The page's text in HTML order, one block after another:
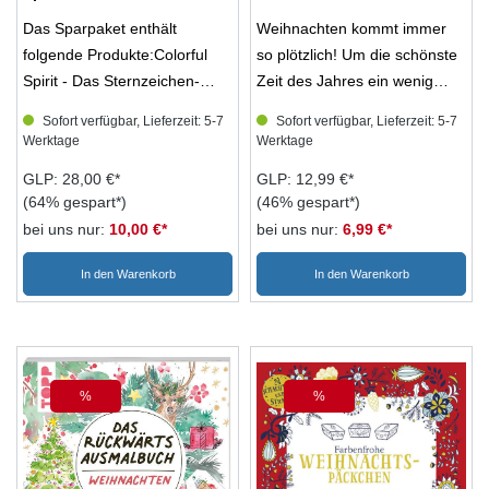
Das Sparpaket enthält
folgende Produkte:Colorful
Spirit - Das Sternzeichen-
(Mängelexemplar)Egal, ob
oder du dich mit dem Tierkreis
bestens auskennst: In diesem
Buch findest du über 60
rund ums Universum. Sowohl
auch beliebte Motive wie
Sonne, Mond und die vier
Elemente sind vertreten.
Jedes Sternzeichen taucht
gleich mehrmals auf und ist
dabei immer indviduell
Sofort verfügbar, Lieferzeit: 5-7
Werktage
GLP: 28,00 €*
(64% gespart*)
bei uns nur: 10,00 €*
In den Warenkorb
Weihnachten kommt immer
so plötzlich! Um die schönste
Zeit des Jahres ein wenig
bietet dieser Adventskalender
oder unterhaltsamen Spruch
zum Ausmalen. Die frischen
Sprüche sind im
und umringt von thematisch
24 Türchen sind als zunächst
geschlossene Doppelseiten
gestaltet, die sich dank
Perforation einfach öffnen
lassen. Zur Inspiration findest
du die Ausmalmotive auf den
Sofort verfügbar, Lieferzeit: 5-7
Werktage
GLP: 12,99 €*
(46% gespart*)
bei uns nur: 6,99 €*
In den Warenkorb
Rabatt
%
Rabatt
%